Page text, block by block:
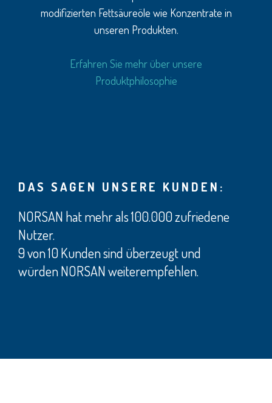
modifizierten Fettsäureöle wie Konzentrate in
unseren Produkten.
Erfahren Sie mehr über unsere
Produktphilosophie
DAS SAGEN UNSERE KUNDEN:
NORSAN hat mehr als 100.000 zufriedene
Nutzer.
9 von 10 Kunden sind überzeugt und
würden NORSAN weiterempfehlen.